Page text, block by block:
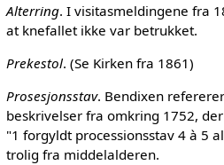
Alterring. I visitasmeldingene fra
at knefallet ikke var betrukket.
Prekestol. (Se Kirken fra 1861)
Prosesjonsstav. Bendixen
beskrivelser fra omkring 1752,
"1 forgyldt processionsstav 4 à 5
trolig fra middelalderen.